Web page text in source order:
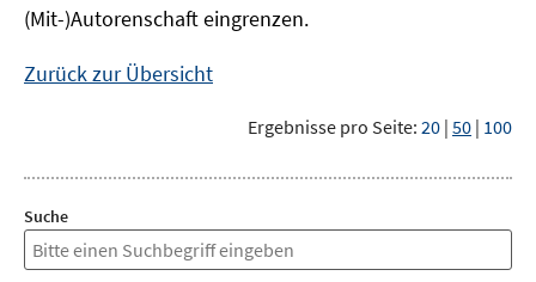
(Mit-)Autorenschaft eingrenzen.
Zurück zur Übersicht
Ergebnisse pro Seite: 20 | 50 | 100
Suche